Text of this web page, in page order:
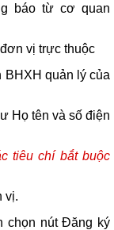
báo từ cơ quan
vị trực thuộc
BHXH quản lý của
Họ tên và số điện
tiêu chí bắt buộc
vị.
chọn nút Đăng ký